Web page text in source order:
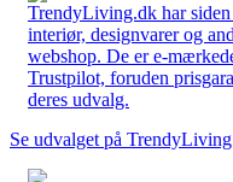
TrendyLiving.dk har
interiør, designvarer og
webshop. De er e-
Trustpilot, foruden
deres udvalg.
Se udvalget på